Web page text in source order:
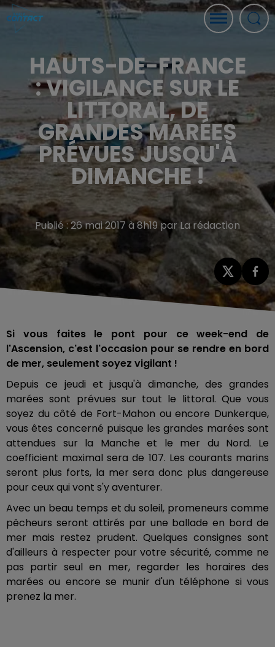
HAUTS-DE-FRANCE
: VIGILANCE SUR LE
LITTORAL, DE
GRANDES MARÉES
PRÉVUES JUSQU'À
DIMANCHE !
Publié : 26 mai 2017 à 8h19 par La rédaction
Si vous faites le pont pour ce week-end de
l'Ascension, c'est l'occasion pour se rendre en bord
de mer, seulement soyez vigilant !
Depuis ce jeudi et jusqu'à dimanche, des grandes
marées sont prévues sur tout le littoral. Que vous
soyez du côté de Fort-Mahon ou encore Dunkerque,
vous êtes concerné puisque les grandes marées sont
attendues sur la Manche et le mer du Nord. Le
coefficient maximal sera de 107. Les courants marins
seront plus forts, la mer sera donc plus dangereuse
pour ceux qui vont s'y aventurer.
Avec un beau temps et du soleil, promeneurs comme
pêcheurs seront attirés par une ballade en bord de
mer mais restez prudent. Quelques consignes sont
d'ailleurs à respecter pour votre sécurité, comme ne
pas partir seul en mer, regarder les horaires des
marées ou encore se munir d'un téléphone si vous
prenez la mer.